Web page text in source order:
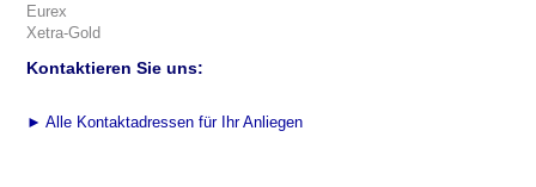
Eurex
Xetra-Gold
Kontaktieren Sie uns:
► Alle Kontaktadressen für Ihr Anliegen